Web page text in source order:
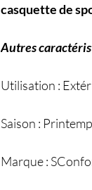
casquette de
Autres
Utilisation :
Saison :
Marque :